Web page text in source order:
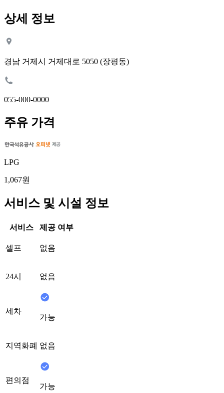
상세 정보
경남 거제시 거제대로 5050 (장평동)
055-000-0000
주유 가격
LPG
1,067원
서비스 및 시설 정보
서비스 제공 여부
셀프 없음
24시 없음
세차
가능
지역화폐 없음
편의점
가능